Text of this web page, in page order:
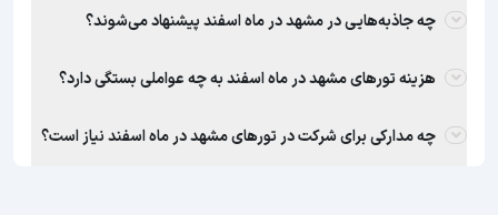
چه جاذبه‌هایی در مشهد در ماه اسفند پیشنهاد می‌شوند؟
هزینه تورهای مشهد در ماه اسفند به چه عواملی بستگی دارد؟
چه مدارکی برای شرکت در تورهای مشهد در ماه اسفند نیاز است؟